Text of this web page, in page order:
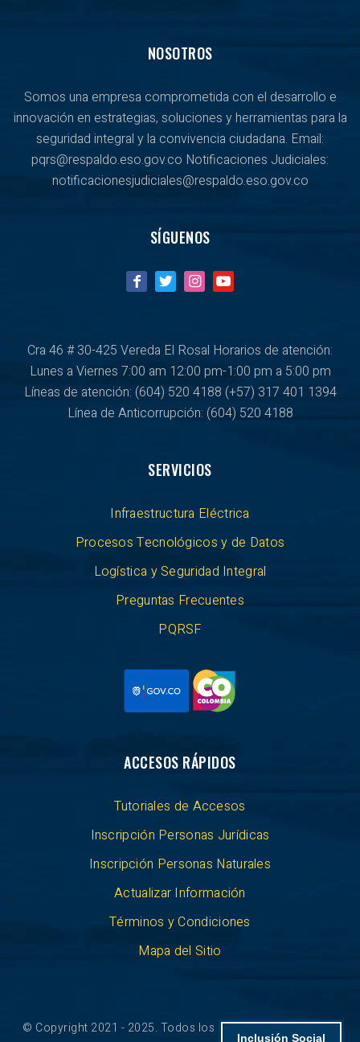
NOSOTROS
Somos una empresa comprometida con el desarrollo e
innovación en estrategias, soluciones y herramientas para la
seguridad integral y la convivencia ciudadana. Email:
pqrs@respaldo.eso.gov.co Notificaciones Judiciales:
notificacionesjudiciales@respaldo.eso.gov.co
SÍGUENOS
Cra 46 # 30-425 Vereda El Rosal Horarios de atención:
Lunes a Viernes 7:00 am 12:00 pm-1:00 pm a 5:00 pm
Líneas de atención: (604) 520 4188 (+57) 317 401 1394
Línea de Anticorrupción: (604) 520 4188
SERVICIOS
Infraestructura Eléctrica
Procesos Tecnológicos y de Datos
Logística y Seguridad Integral
Preguntas Frecuentes
PQRSF
ACCESOS RÁPIDOS
Tutoriales de Accesos
Inscripción Personas Jurídicas
Inscripción Personas Naturales
Actualizar Información
Términos y Condiciones
Mapa del Sitio
© Copyright 2021 - 2025. Todos los derechos reservados.
Inclusión Social